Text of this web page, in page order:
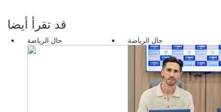
قد تقرأ أيضا
حال الرياضة حال الرياضة